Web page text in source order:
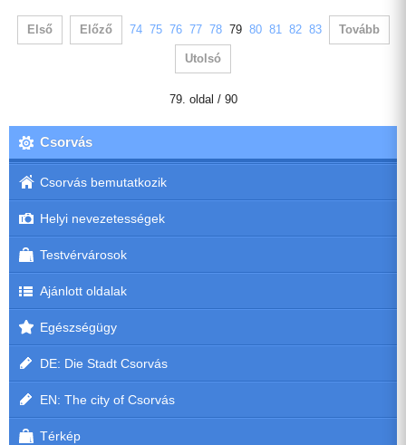
Első Előző 74 75 76 77 78 79 80 81 82 83 Tovább
Utolsó
79. oldal / 90
Csorvás
Csorvás bemutatkozik
Helyi nevezetességek
Testvérvárosok
Ajánlott oldalak
Egészségügy
DE: Die Stadt Csorvás
EN: The city of Csorvás
Térkép